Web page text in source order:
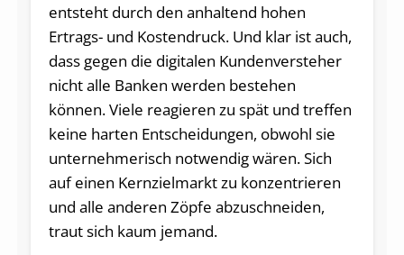
entsteht durch den anhaltend hohen
Ertrags- und Kostendruck. Und klar ist auch,
dass gegen die digitalen Kundenversteher
nicht alle Banken werden bestehen
können. Viele reagieren zu spät und treffen
keine harten Entscheidungen, obwohl sie
unternehmerisch notwendig wären. Sich
auf einen Kernzielmarkt zu konzentrieren
und alle anderen Zöpfe abzuschneiden,
traut sich kaum jemand.